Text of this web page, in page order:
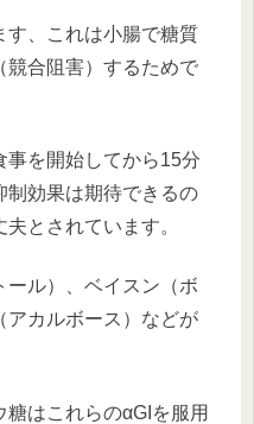
す、これは小腸で糖質
競合阻害）するためで
事を開始してから15分
制効果は期待できるの
とされています。
ール）、ベイスン（ボ
アカルボース）などが
はこれらのαGIを服用